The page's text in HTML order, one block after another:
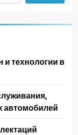
и технологии в
автомобилей